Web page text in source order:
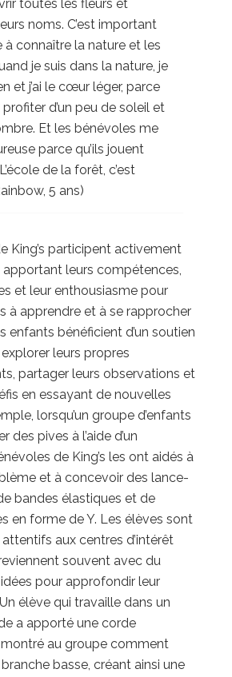
toutes les fleurs et
noms. C’est important
à connaître la nature et les
je suis dans la nature, je
et j’ai le cœur léger, parce
d’un peu de soleil et
Et les bénévoles me
parce qu’ils jouent
de la forêt, c’est
5 ans)
King’s participent activement
apportant leurs compétences,
et leur enthousiasme pour
à apprendre et à se rapprocher
enfants bénéficient d’un soutien
leurs propres
partager leurs observations et
en essayant de nouvelles
lorsqu’un groupe d’enfants
des pives à l’aide d’un
de King’s les ont aidés à
et à concevoir des lance-
bandes élastiques et de
en forme de Y. Les élèves sont
aux centres d’intérêt
souvent avec du
pour approfondir leur
élève qui travaille dans un
a apporté une corde
montré au groupe comment
basse, créant ainsi une